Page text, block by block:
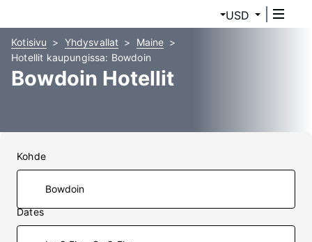
USD
Kotisivu Yhdysvallat
Maine
Hotellit kaupungissa: Bowdoin
Bowdoin Hotellit
Kohde
Dates